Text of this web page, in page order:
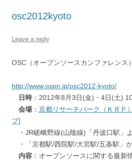
osc2012kyoto
Leave a reply
OSC（オープンソースカンファレンス）
http://www.ospn.jp/osc2012-kyoto/
日時 ：2012年8月3日(金)・4日(土)
会場 ： 京都リサーチパーク（ＫＲＰ）
プ]
・JR嵯峨野線(山陰線)「丹波口駅」
・「京都駅/西院駅/大宮駅/五条駅」
内容 ：オープンソースに関する最新